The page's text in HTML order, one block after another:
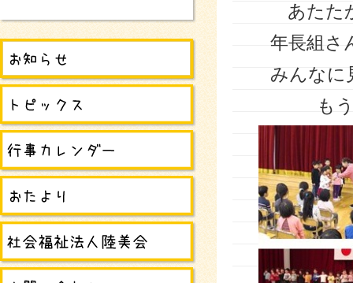
あたた
年長組さ
みんなに
も